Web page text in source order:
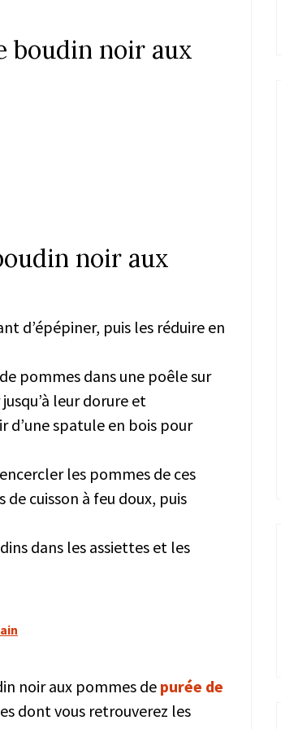
boudin noir aux
noir aux
d’épépiner, puis les réduire en
pommes dans une poêle sur
leur dorure et
d’une spatule en bois pour
les pommes de ces
cuisson à feu doux, puis
dans les assiettes et les
noir aux pommes de purée de
dont vous retrouverez les